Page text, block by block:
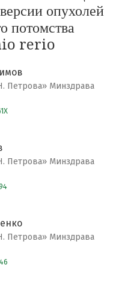
опухолей
потомства
rerio
Минздрава
Минздрава
Минздрава